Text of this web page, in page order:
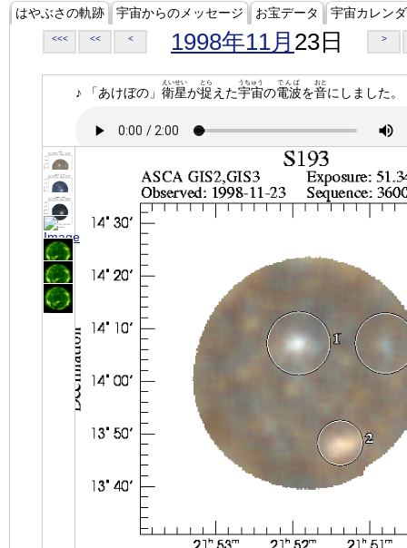
はやぶさの軌跡 宇宙からのメッセージ お宝データ 宇宙カレン
<<< << < 1998年11月 23日 >
♪ 「あけぼの」 衛星
えいせい
が捉
とら
えた宇宙
うちゅう
の電波
でんぱ
を音
おと
にしました。